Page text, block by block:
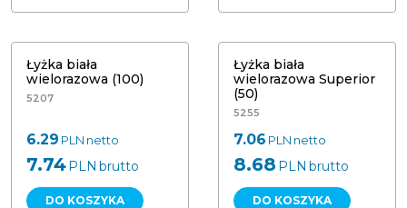
Łyżka biała
wielorazowa (100)
5207
6.29 PLN netto
7.74PLN brutto
DO KOSZYKA
Łyżka biała wielorazowa Superior
Łyżka biała
wielorazowa Superior
(50)
5255
7.06 PLN netto
8.68 PLN brutto
DO KOSZYKA